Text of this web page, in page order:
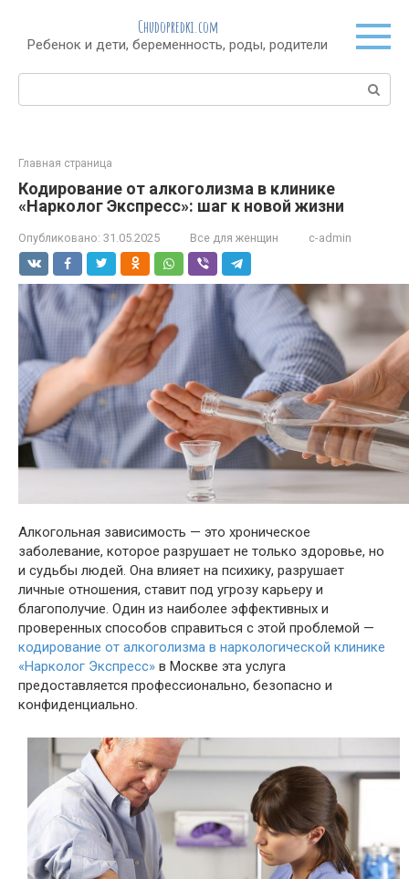
контенту
Chudopredki.com
Ребенок и дети, беременность, роды, родители
Поиск:
Главная страница
Кодирование от алкоголизма в клинике
«Нарколог Экспресс»: шаг к новой жизни
Опубликовано: 31.05.2025 Все для женщин c-admin
Алкогольная зависимость — это хроническое
заболевание, которое разрушает не только здоровье, но
и судьбы людей. Она влияет на психику, разрушает
личные отношения, ставит под угрозу карьеру и
благополучие. Один из наиболее эффективных и
проверенных способов справиться с этой проблемой —
кодирование от алкоголизма в наркологической клинике
«Нарколог Экспресс» в Москве эта услуга
предоставляется профессионально, безопасно и
конфиденциально.